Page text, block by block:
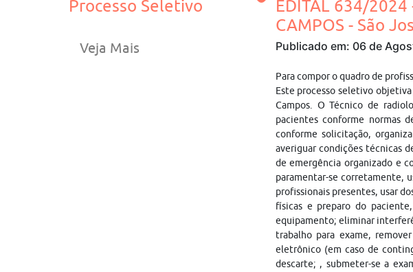
Processo Seletivo
Veja Mais
EDITAL 634/2024
CAMPOS - São
Publicado em: 06 de
Para compor o quadro de
Este processo seletivo
Campos. O Técnico de
pacientes conforme normas
conforme solicitação,
averiguar condições técnicas
de emergência organizado e
paramentar-se corretamente,
profissionais presentes, usar
físicas e preparo do
equipamento; eliminar
trabalho para exame,
eletrônico (em caso de
descarte; , submeter-se a